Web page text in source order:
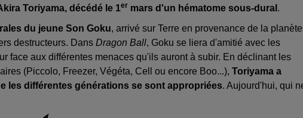
Toriyama, décédé le 1er mars d'un hématome sous-dural .
du jeune Son Goku, arrivé sur Terre en provenance de la planète
destructeurs. Dans Dragon Ball, Goku se liera d'amitié avec les
face aux différentes menaces qu'ils auront à subir. En déclinant les
(Piccolo, Freezer, Végéta, Cell ou encore Boo...), Toriyama a
les différentes générations se sont appropriées. Aujourd'hui, qui